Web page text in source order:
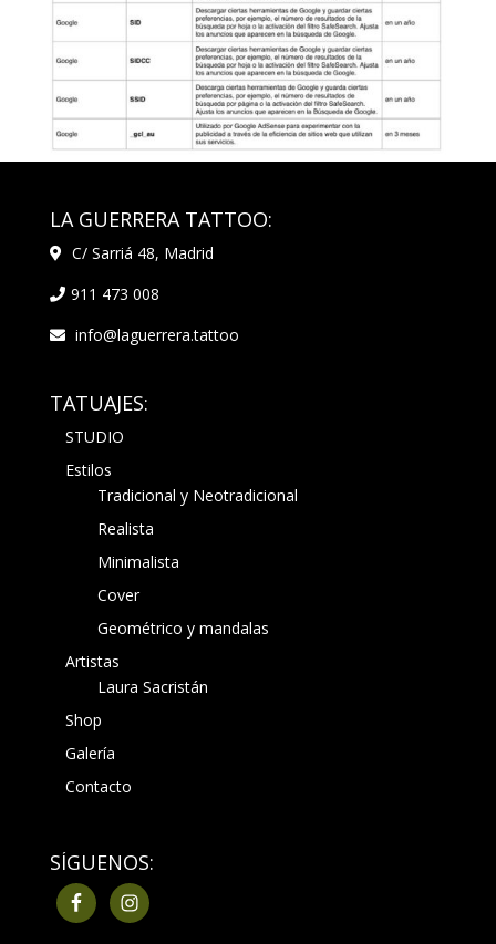
LA GUERRERA TATTOO:
C/ Sarriá 48, Madrid
911 473 008
info@laguerrera.tattoo
TATUAJES:
STUDIO
Estilos
Tradicional y Neotradicional
Realista
Minimalista
Cover
Geométrico y mandalas
Artistas
Laura Sacristán
Shop
Galería
Contacto
SÍGUENOS: